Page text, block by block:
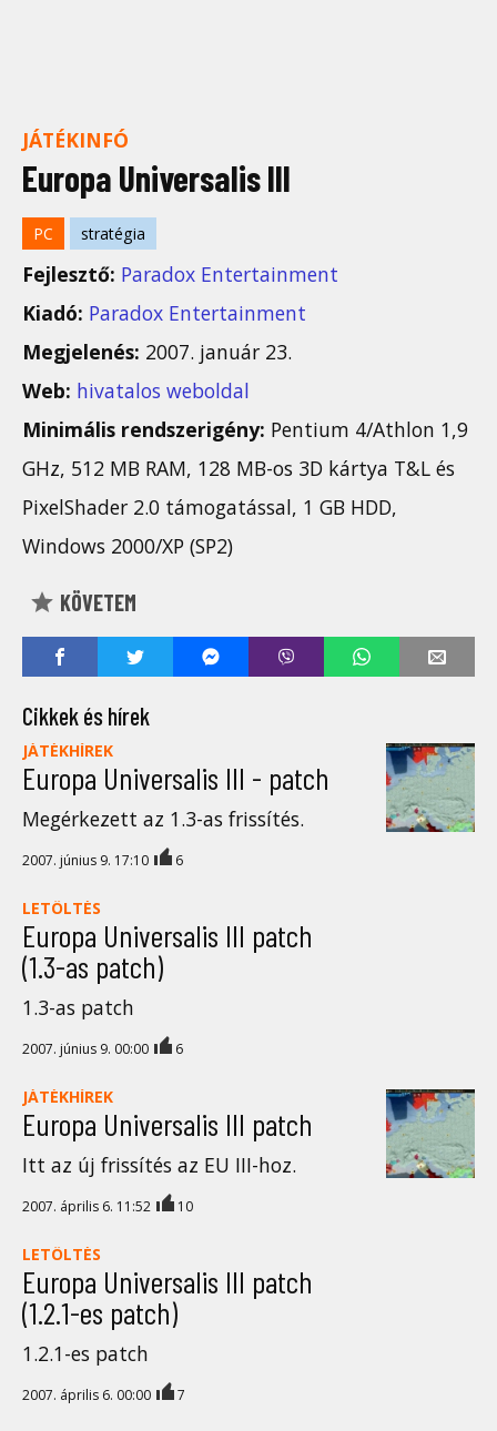
JÁTÉKINFÓ
Europa Universalis III
PC stratégia
Fejlesztő: Paradox Entertainment
Kiadó: Paradox Entertainment
Megjelenés: 2007. január 23.
Web: hivatalos weboldal
Minimális rendszerigény: Pentium 4/Athlon 1,9
GHz, 512 MB RAM, 128 MB-os 3D kártya T&L és
PixelShader 2.0 támogatással, 1 GB HDD,
Windows 2000/XP (SP2)
KÖVETEM
Cikkek és hírek
JÁTÉKHÍREK
Europa Universalis III - patch
Megérkezett az 1.3-as frissítés.
2007. június 9. 17:10 6
LETÖLTÉS
Europa Universalis III patch
(1.3-as patch)
1.3-as patch
2007. június 9. 00:00 6
JÁTÉKHÍREK
Europa Universalis III patch
Itt az új frissítés az EU III-hoz.
2007. április 6. 11:52 10
LETÖLTÉS
Europa Universalis III patch
(1.2.1-es patch)
1.2.1-es patch
2007. április 6. 00:00 7